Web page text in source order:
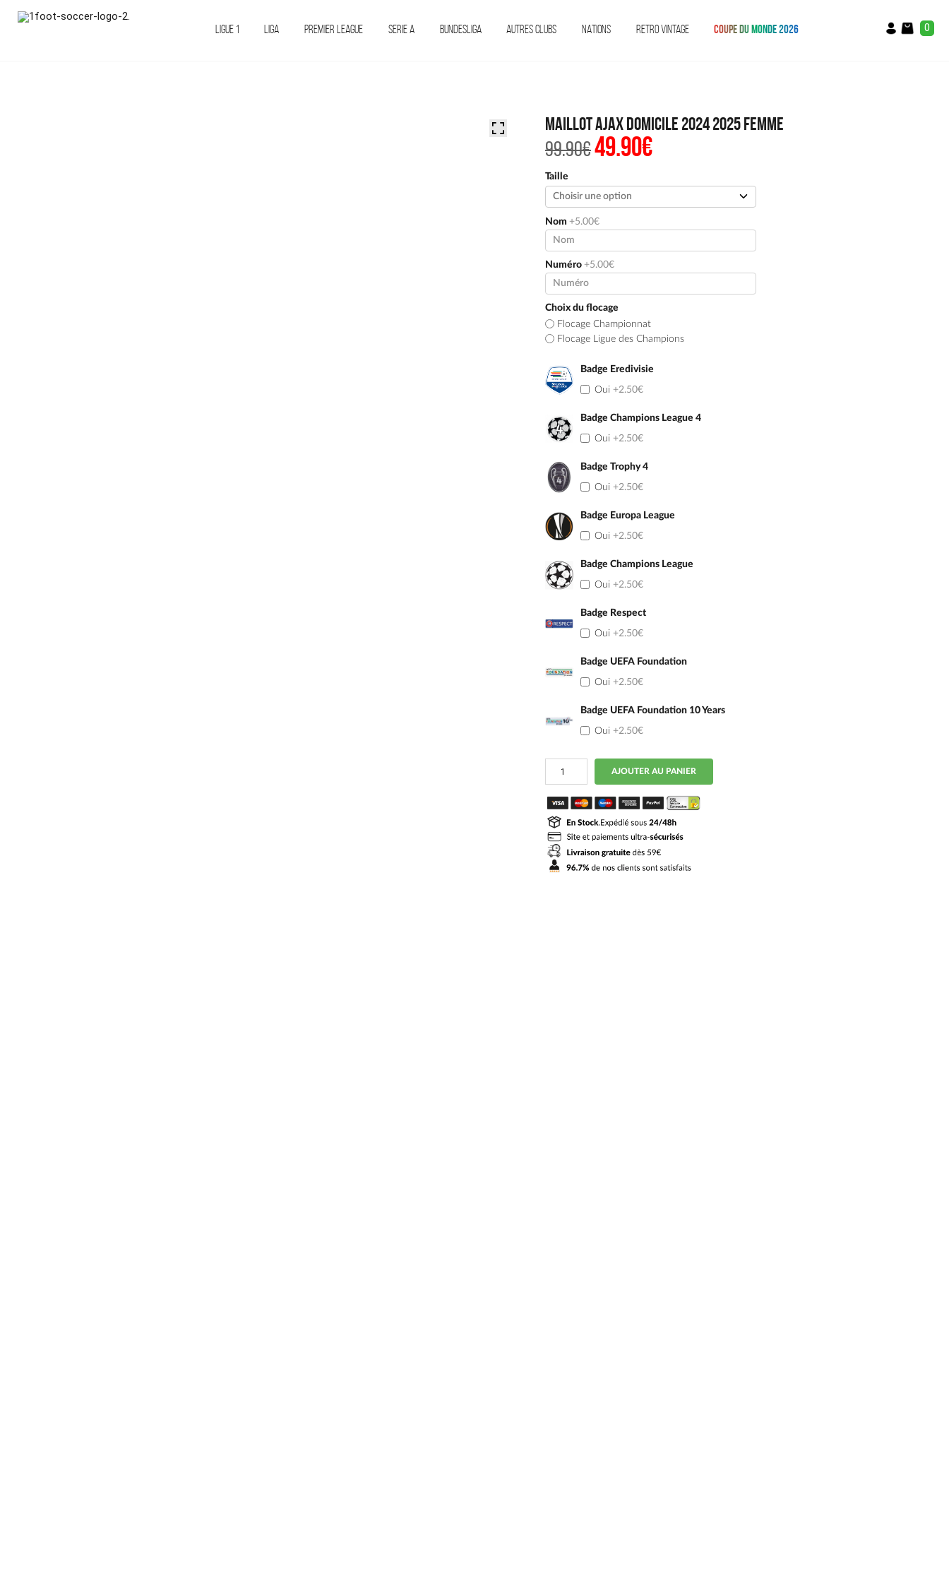
LIGUE 1 LIGA PREMIER LEAGUE SERIE A BUNDESLIGA AUTRES CLUBS NATIONS RETRO VINTAGE COUPE DU MONDE 2026 0
Maillot Ajax Domicile 2024 2025 Femme
99.90€Le
prix
99.90€.
49.90€Le
prix
49.90€.
Taille
Nom +5.00€
Numéro +5.00€
Choix du flocage
Flocage Championnat
Flocage Ligue des Champions
Badge Eredivisie
Oui +2.50€
Badge Champions League 4
Oui +2.50€
Badge Trophy 4
Oui +2.50€
Badge Europa League
Oui +2.50€
Badge Champions League
Oui +2.50€
Badge Respect
Oui +2.50€
Badge UEFA Foundation
Oui +2.50€
Badge UEFA Foundation 10 Years
Oui +2.50€
quantité
Maillot
Domicile
2024
2025
Femme
AJOUTER AU PANIER